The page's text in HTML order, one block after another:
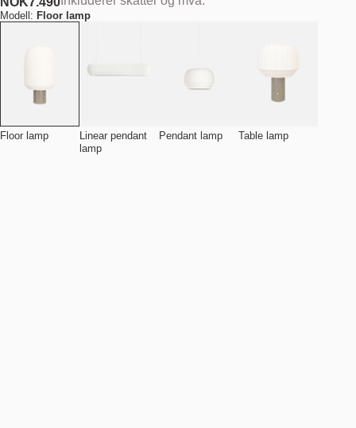
Modell: Floor lamp
Floor lamp
Linear pendant
lamp
Pendant lamp Table lamp